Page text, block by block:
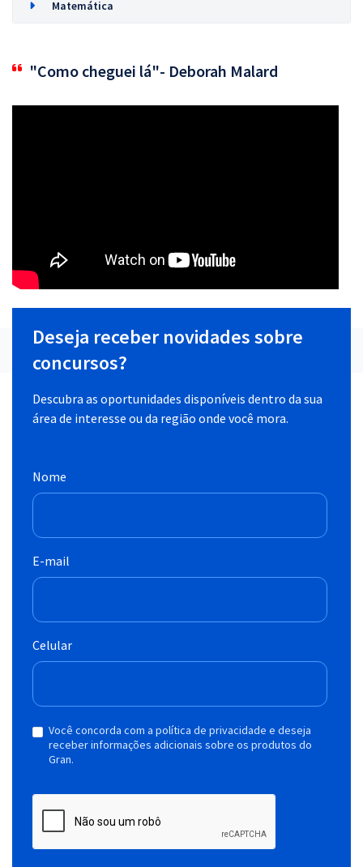
Matemática
"Como cheguei lá"- Deborah Malard
Deseja receber novidades sobre
concursos?
Descubra as oportunidades disponíveis dentro da sua
área de interesse ou da região onde você mora.
Nome
E-mail
Celular
Você concorda com a política de privacidade e deseja
receber informações adicionais sobre os produtos do
Gran.